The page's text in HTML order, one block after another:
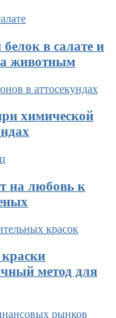
в салате и
животным
химической
на любовь к
метод для